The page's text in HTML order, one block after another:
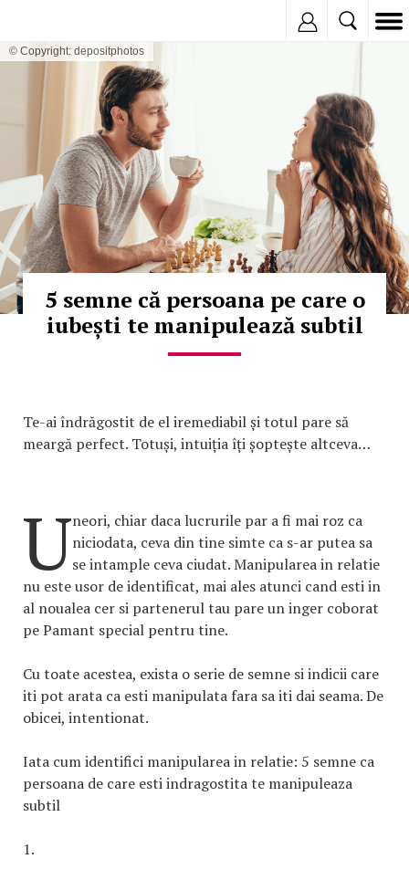
© Copyright: depositphotos
5 semne că persoana pe care o
iubești te manipulează subtil
Te-ai îndrăgostit de el iremediabil și totul pare să
meargă perfect. Totuși, intuiția îți șoptește altceva…
Uneori, chiar daca lucrurile par a fi mai roz ca
niciodata, ceva din tine simte ca s-ar putea sa
se intample ceva ciudat. Manipularea in relatie
nu este usor de identificat, mai ales atunci cand esti in
al noualea cer si partenerul tau pare un inger coborat
pe Pamant special pentru tine.
Cu toate acestea, exista o serie de semne si indicii care
iti pot arata ca esti manipulata fara sa iti dai seama. De
obicei, intentionat.
Iata cum identifici manipularea in relatie: 5 semne ca
persoana de care esti indragostita te manipuleaza
subtil
1.